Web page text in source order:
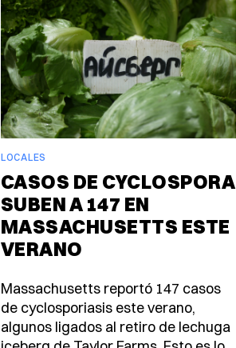
LOCALES
CASOS DE CYCLOSPORA
SUBEN A 147 EN
MASSACHUSETTS ESTE
VERANO
Massachusetts reportó 147 casos
de cyclosporiasis este verano,
algunos ligados al retiro de lechuga